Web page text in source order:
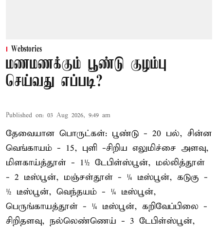
Webstories
மணமணக்கும் பூண்டு குழம்பு
செய்வது எப்படி?
Published on: 03 Aug 2026, 9:49 am
தேவையான பொருட்கள்: பூண்டு - 20 பல், சின்ன
வெங்காயம் - 15, புளி -சிறிய எலுமிச்சை அளவு,
மிளகாய்த்தூள் - 1½ டேபிள்ஸ்பூன், மல்லித்தூள்
- 2 டீஸ்பூன், மஞ்சள்தூள் - ¼ டீஸ்பூன், கடுகு -
½ டீஸ்பூன், வெந்தயம் - ¼ டீஸ்பூன்,
பெருங்காயத்தூள் - ¼ டீஸ்பூன், கறிவேப்பிலை -
சிறிதளவு, நல்லெண்ணெய் - 3 டேபிள்ஸ்பூன்,